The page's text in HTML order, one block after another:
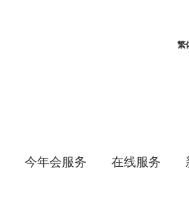
繁
今年会服务 在线服务